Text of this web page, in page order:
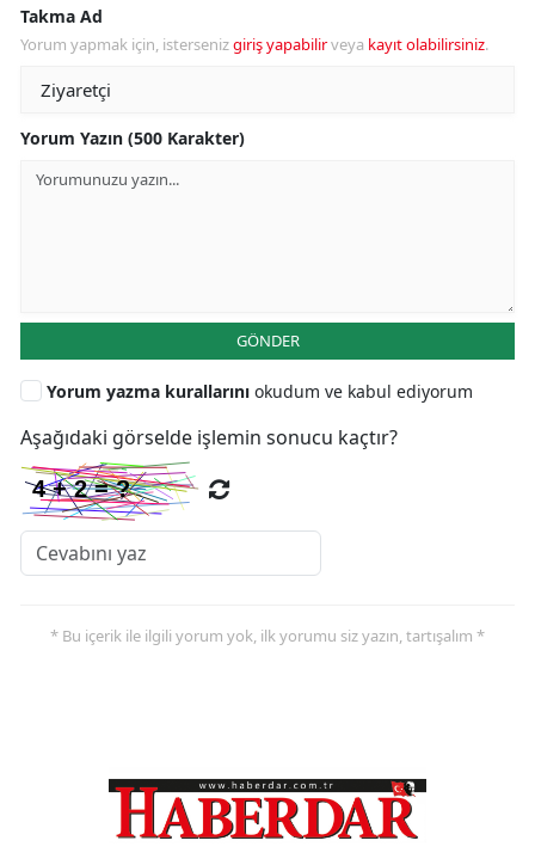
Takma Ad
Yorum yapmak için, istersenizgiriş yapabilirveya kayıt olabilirsiniz.
Yorum Yazın (500 Karakter)
GÖNDER
Yorum yazma kurallarını okudum ve kabul ediyorum
Aşağıdaki görselde işlemin sonucu kaçtır?
* Bu içerik ile ilgili yorum yok, ilk yorumu siz yazın, tartışalım *